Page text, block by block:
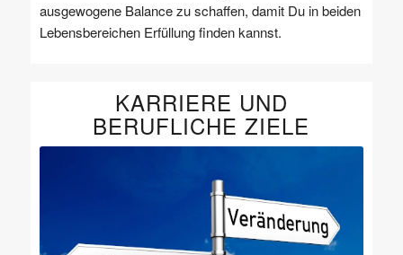
ausgewogene Balance zu schaffen, damit Du in beiden
Lebensbereichen Erfüllung finden kannst.
KARRIERE UND
BERUFLICHE ZIELE